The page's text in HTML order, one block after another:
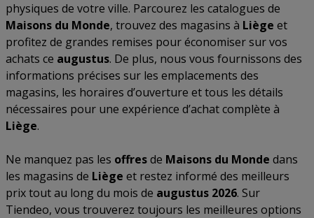
physiques de votre ville. Parcourez les catalogues de
Maisons du Monde, trouvez des magasins à Liège et
profitez de grandes remises pour économiser sur vos
achats ce augustus. De plus, nous vous fournissons des
informations précises sur les emplacements des
magasins, les horaires d’ouverture et tous les détails
nécessaires pour une expérience d’achat complète à
Liège.
Ne manquez pas les offresde Maisons du Monde dans
les magasins de Liège et restez informé des meilleurs
prix tout au long du mois de augustus 2026. Sur
Tiendeo, vous trouverez toujours les meilleures options